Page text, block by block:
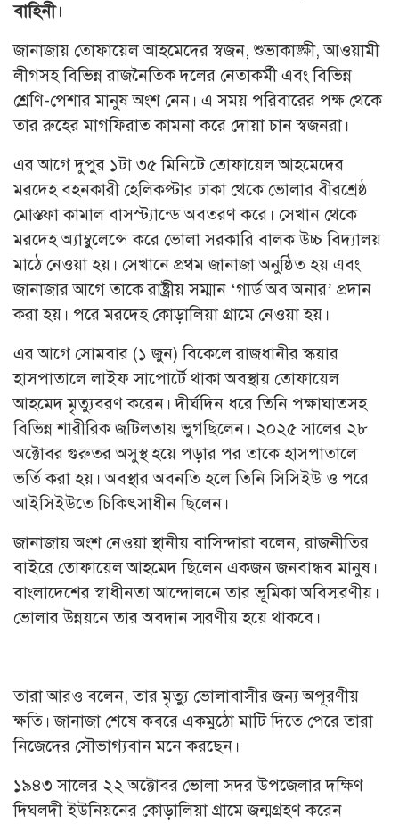
বাহিনী।
জানাজায় তোফায়েল আহমেদের স্বজন, শুভাকাঙ্ক্ষী, আওয়ামী
লীগসহ বিভিন্ন রাজনৈতিক দলের নেতাকর্মী এবং বিভিন্ন
শ্রেণি-পেশার মানুষ অংশ নেন। এ সময় পরিবারের পক্ষ থেকে
তার রুহের মাগফিরাত কামনা করে দোয়া চান স্বজনরা।
এর আগে দুপুর ১টা ৩৫ মিনিটে তোফায়েল আহমেদের
মরদেহ বহনকারী হেলিকপ্টার ঢাকা থেকে ভোলার বীরশ্রেষ্ঠ
মোস্তফা কামাল বাসস্ট্যান্ডে অবতরণ করে। সেখান থেকে
মরদেহ অ্যাম্বুলেন্সে করে ভোলা সরকারি বালক উচ্চ বিদ্যালয়
মাঠে নেওয়া হয়। সেখানে প্রথম জানাজা অনুষ্ঠিত হয় এবং
জানাজার আগে তাকে রাষ্ট্রীয় সম্মান ‘গার্ড অব অনার’ প্রদান
করা হয়। পরে মরদেহ কোড়ালিয়া গ্রামে নেওয়া হয়।
এর আগে সোমবার (১ জুন) বিকেলে রাজধানীর স্কয়ার
হাসপাতালে লাইফ সাপোর্টে থাকা অবস্থায় তোফায়েল
আহমেদ মৃত্যুবরণ করেন। দীর্ঘদিন ধরে তিনি পক্ষাঘাতসহ
বিভিন্ন শারীরিক জটিলতায় ভুগছিলেন। ২০২৫ সালের ২৮
অক্টোবর গুরুতর অসুস্থ হয়ে পড়ার পর তাকে হাসপাতালে
ভর্তি করা হয়। অবস্থার অবনতি হলে তিনি সিসিইউ ও পরে
আইসিইউতে চিকিৎসাধীন ছিলেন।
জানাজায় অংশ নেওয়া স্থানীয় বাসিন্দারা বলেন, রাজনীতির
বাইরে তোফায়েল আহমেদ ছিলেন একজন জনবান্ধব মানুষ।
বাংলাদেশের স্বাধীনতা আন্দোলনে তার ভূমিকা অবিস্মরণীয়।
ভোলার উন্নয়নে তার অবদান স্মরণীয় হয়ে থাকবে।
তারা আরও বলেন, তার মৃত্যু ভোলাবাসীর জন্য অপূরণীয়
ক্ষতি। জানাজা শেষে কবরে একমুঠো মাটি দিতে পেরে তারা
নিজেদের সৌভাগ্যবান মনে করছেন।
১৯৪৩ সালের ২২ অক্টোবর ভোলা সদর উপজেলার দক্ষিণ
দিঘলদী ইউনিয়নের কোড়ালিয়া গ্রামে জন্মগ্রহণ করেন